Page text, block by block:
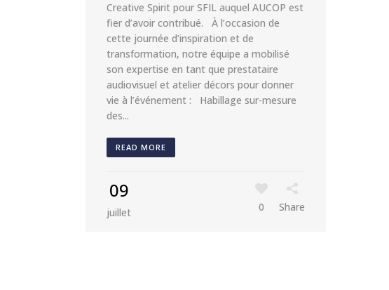
Creative Spirit pour SFIL auquel AUCOP est
fier d’avoir contribué. À l’occasion de
cette journée d’inspiration et de
transformation, notre équipe a mobilisé
son expertise en tant que prestataire
audiovisuel et atelier décors pour donner
vie à l’événement : Habillage sur-mesure
des...
READ MORE
09
juillet 0 Share